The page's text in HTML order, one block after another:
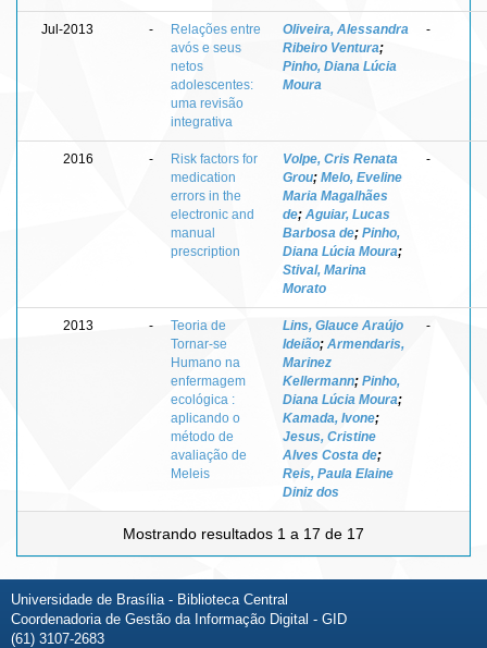
Jul-2013 -
Relações entre
avós e seus
netos
adolescentes:
uma revisão
integrativa
Oliveira, Alessandra
Ribeiro Ventura;
Pinho, Diana Lúcia
Moura
-
2016 -
Risk factors for
medication
errors in the
electronic and
manual
prescription
Volpe, Cris Renata
Grou; Melo, Eveline
Maria Magalhães
de; Aguiar, Lucas
Barbosa de; Pinho,
Diana Lúcia Moura;
Stival, Marina
Morato
-
2013 -
Teoria de
Tornar-se
Humano na
enfermagem
ecológica :
aplicando o
método de
avaliação de
Meleis
Lins, Glauce Araújo
Ideião; Armendaris,
Marinez
Kellermann; Pinho,
Diana Lúcia Moura;
Kamada, Ivone;
Jesus, Cristine
Alves Costa de;
Reis, Paula Elaine
Diniz dos
-
Mostrando resultados 1 a 17 de 17
Universidade de Brasília - Biblioteca Central
Coordenadoria de Gestão da Informação Digital - GID
(61) 3107-2683